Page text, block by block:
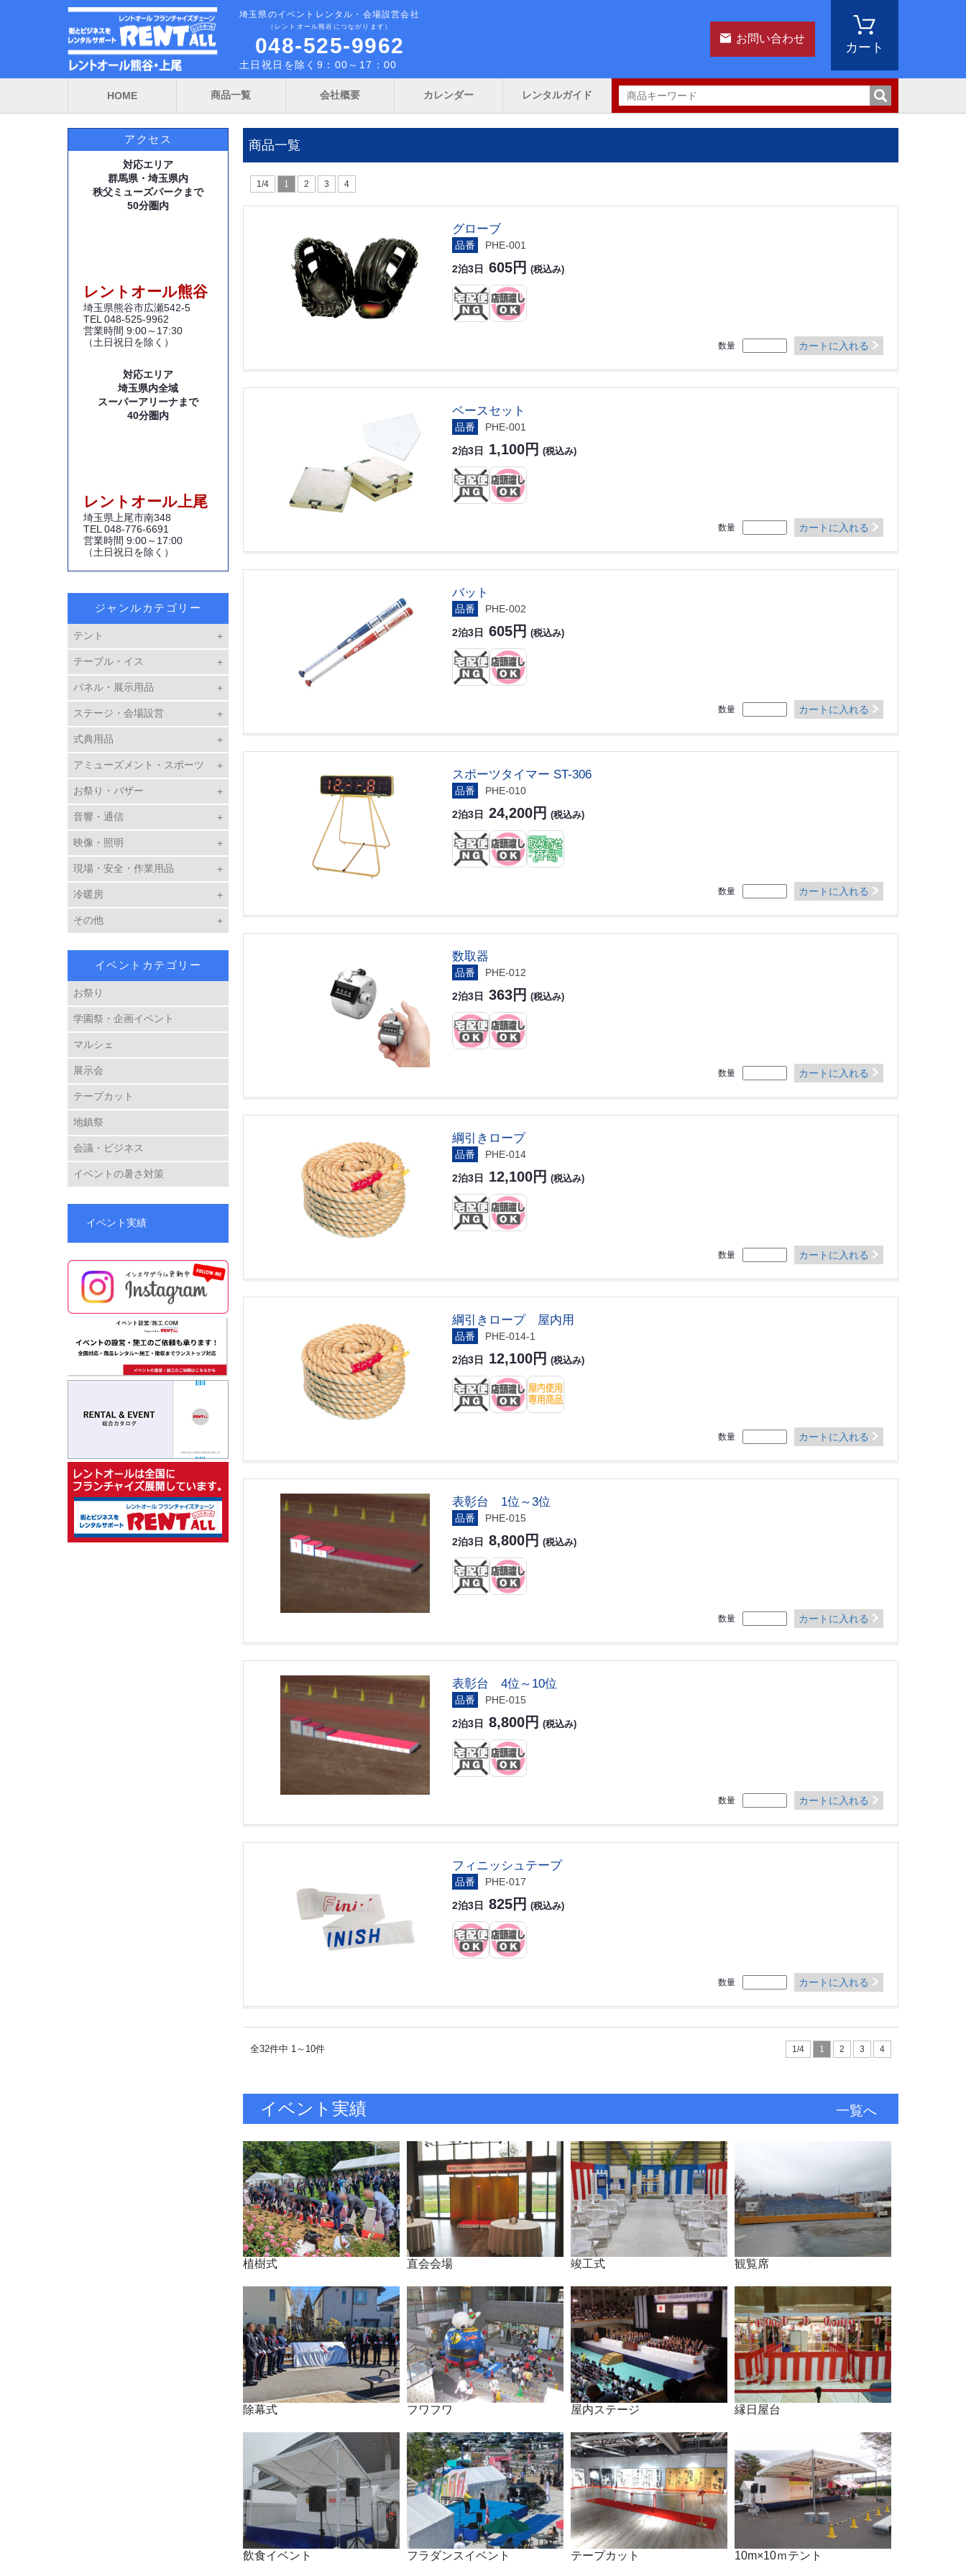
埼玉県のイベントレンタル・会場設営会社
（レントオール熊谷につながります）
048-525-9962
土日祝日を除く9：00～17：00
お問い合わせ
カート
HOME 商品一覧 会社概要 カレンダー レンタルガイド
アクセス
対応エリア
群馬県・埼玉県内
秩父ミューズパークまで
50分圏内
レントオール熊谷
埼玉県熊谷市広瀬542-5
TEL 048-525-9962
営業時間 9:00～17:30
（土日祝日を除く）
対応エリア
埼玉県内全域
スーパーアリーナまで
40分圏内
レントオール上尾
埼玉県上尾市南348
TEL 048-776-6691
営業時間 9:00～17:00
（土日祝日を除く）
ジャンルカテゴリー
テント
テーブル・イス
パネル・展示用品
ステージ・会場設営
式典用品
アミューズメント・スポーツ
お祭り・バザー
音響・通信
映像・照明
現場・安全・作業用品
冷暖房
その他
イベントカテゴリー
お祭り
学園祭・企画イベント
マルシェ
展示会
テープカット
地鎮祭
会議・ビジネス
イベントの暑さ対策
イベント実績
商品一覧
1/4 1 2 3 4
グローブ
品番 PHE-001
2泊3日 605円 (税込み)
数量 カートに入れる
ベースセット
品番 PHE-001
2泊3日 1,100円 (税込み)
数量 カートに入れる
バット
品番 PHE-002
2泊3日 605円 (税込み)
数量 カートに入れる
スポーツタイマー ST-306
品番 PHE-010
2泊3日 24,200円 (税込み)
数量 カートに入れる
数取器
品番 PHE-012
2泊3日 363円 (税込み)
数量 カートに入れる
綱引きロープ
品番 PHE-014
2泊3日 12,100円 (税込み)
数量 カートに入れる
綱引きロープ 屋内用
品番 PHE-014-1
2泊3日 12,100円 (税込み)
数量 カートに入れる
表彰台 1位～3位
品番 PHE-015
2泊3日 8,800円 (税込み)
数量 カートに入れる
表彰台 4位～10位
品番 PHE-015
2泊3日 8,800円 (税込み)
数量 カートに入れる
フィニッシュテープ
品番 PHE-017
2泊3日 825円 (税込み)
数量 カートに入れる
全32件中 1～10件 1/4 1 2 3 4
イベント実績 一覧へ
植樹式 直会会場 竣工式 観覧席
除幕式 フワフワ 屋内ステージ 縁日屋台
飲食イベント フラダンスイベント テープカット 10m×10ｍテント